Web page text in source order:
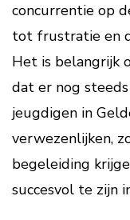
concurrentie op
tot frustratie en
Het is belangrijk
dat er nog
jeugdigen in
verwezenlijken,
begeleiding
succesvol te zijn